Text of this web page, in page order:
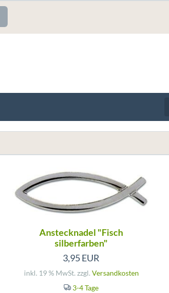
Anstecknadel "Fisch
silberfarben"
3,95 EUR
inkl. 19 % MwSt. zzgl. Versandkosten
3-4 Tage